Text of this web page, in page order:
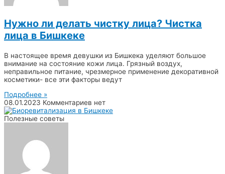
Нужно ли делать чистку лица? Чистка
лица в Бишкеке
В настоящее время девушки из Бишкека уделяют большое
внимание на состояние кожи лица. Грязный воздух,
неправильное питание, чрезмерное применение декоративной
косметики- все эти факторы ведут
Подробнее »
08.01.2023 Комментариев нет
Полезные советы